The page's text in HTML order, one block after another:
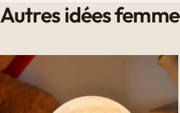
Autres idées femme